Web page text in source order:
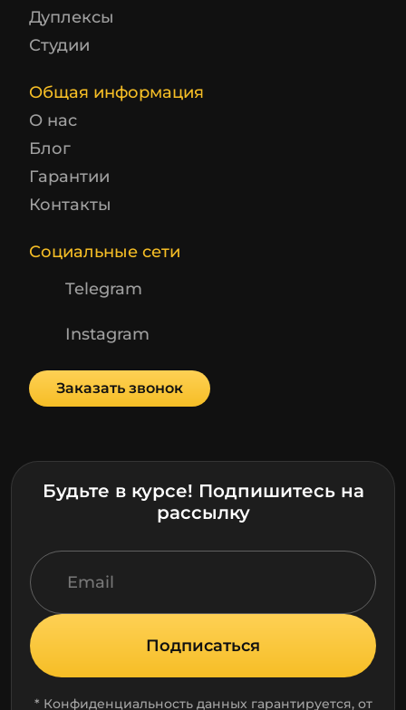
Дуплексы
Студии
Общая информация
О нас
Блог
Гарантии
Контакты
Социальные сети
Telegram
Instagram
Заказать звонок
Будьте в курсе! Подпишитесь на
рассылку
Подписаться
* Конфиденциальность данных гарантируется, от